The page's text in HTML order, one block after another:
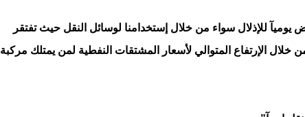
للإذلال سواء من خلال إستخدامنا لوسائل النقل حيث تفتقر
خلال الإرتفاع المتوالي لأسعار المشتقات النفطية لمن يمتلك مركبة